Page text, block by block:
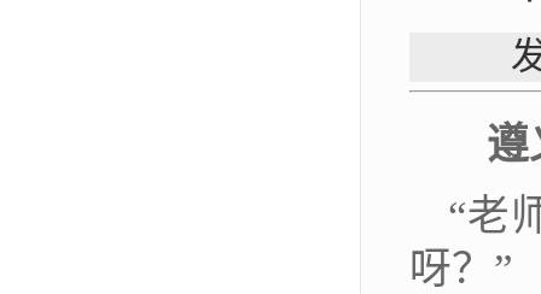
遵
“老
呀？”